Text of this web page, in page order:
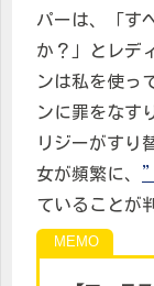
パーは、「す
か？」とレデ
ンは私を使っ
ンに罪をなす
リジーがすり
女が頻繁に、
ていることが